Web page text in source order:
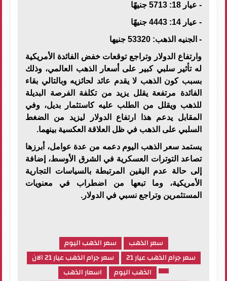
- عيار 18: 5713 جنيهًا
- عيار 14: 4443 جنيهًا
- الجنيه الذهب: 53320 جنيها
وارتفاع الدولار وتراجع توقعات خفض الفائدة الأمريكية
له تأثير سلبي كبير على أسعار الذهب العالمي، وذلك
بسبب كون الذهب لا يقدم عائد لحائزيه وبالتالي بقاء
الفائدة مرتفعة يقلل يزيد من تكلفة الفرصة البديلة
للذهب ويقلل من الطلب عليه كاستثمار بديل، وفي
المقابل يدعم هذا ارتفاع الدولار ليزيد من الضغط
السلبي على الذهب في ظل العلاقة العكسية بينهما.
يستمد سعر الذهب اليوم دعمه من عدة عوامل، أبرزها
تصاعد التوترات العسكرية في الشرق الأوسط، إضافة
إلى حالة عدم اليقين المرتبطة بالسياسات التجارية
الأمريكية، وما تبعها من اضطراب في معنويات
المستثمرين وتراجع نسبي في الدولار.
سعر الذهب
سعر الذهب اليوم
سعر جرام الذهب عيار 21
سعر جرام الذهب عيار 21 الان
الذهب اليوم
اسعار الذهب